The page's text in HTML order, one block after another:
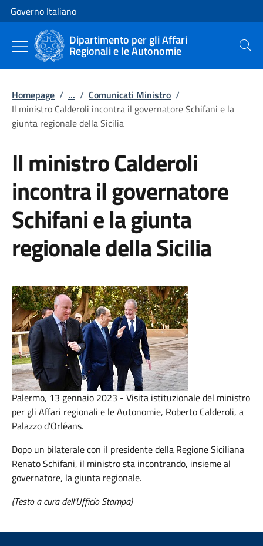
Vai al contenuto
Vai alla navigazione del sito
Governo Italiano
Dipartimento per gli Affari
Regionali e le Autonomie Cerca
Homepage / ... / Comunicati Ministro /
Il ministro Calderoli incontra il governatore Schifani e la
giunta regionale della Sicilia
Il ministro Calderoli
incontra il governatore
Schifani e la giunta
regionale della Sicilia
Palermo, 13 gennaio 2023 - Visita istituzionale del ministro
per gli Affari regionali e le Autonomie, Roberto Calderoli, a
Palazzo d'Orléans.
Dopo un bilaterale con il presidente della Regione Siciliana
Renato Schifani, il ministro sta incontrando, insieme al
governatore, la giunta regionale.
(Testo a cura dell'Ufficio Stampa)